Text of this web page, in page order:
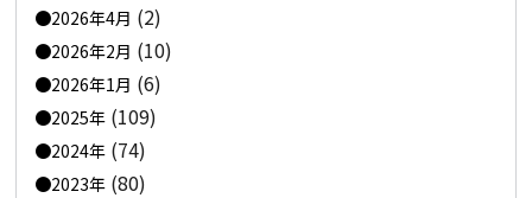
2026年4月 (2)
2026年2月 (10)
2026年1月 (6)
2025年 (109)
2024年 (74)
2023年 (80)